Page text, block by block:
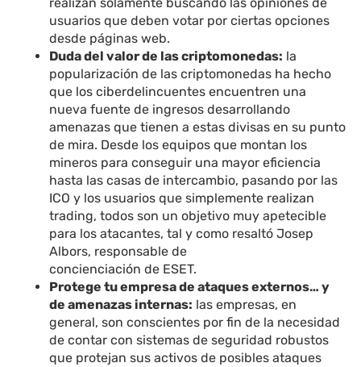
usuarios que deben votar por ciertas opciones
desde páginas web.
Duda del valor de las criptomonedas: la
popularización de las criptomonedas ha hecho
que los ciberdelincuentes encuentren una
nueva fuente de ingresos desarrollando
amenazas que tienen a estas divisas en su punto
de mira. Desde los equipos que montan los
mineros para conseguir una mayor eficiencia
hasta las casas de intercambio, pasando por las
ICO y los usuarios que simplemente realizan
trading, todos son un objetivo muy apetecible
para los atacantes, tal y como resaltó Josep
Albors, responsable de
concienciación de ESET.
Protege tu empresa de ataques externos… y
de amenazas internas: las empresas, en
general, son conscientes por fin de la necesidad
de contar con sistemas de seguridad robustos
que protejan sus activos de posibles ataques